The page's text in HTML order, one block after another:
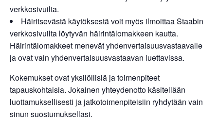
verkkosivuilta.
Häiritsevästä käytöksestä voit myös ilmoittaa Staabin
verkkosivuilta löytyvän häirintälomakkeen kautta.
Häirintälomakkeet menevät yhdenvertaisuusvastaavalle
ja ovat vain yhdenvertaisuusvastaavan luettavissa.
Kokemukset ovat yksilöllisiä ja toimenpiteet
tapauskohtaisia. Jokainen yhteydenotto käsitellään
luottamuksellisesti ja jatkotoimenpiteisiin ryhdytään vain
sinun suostumuksellasi.